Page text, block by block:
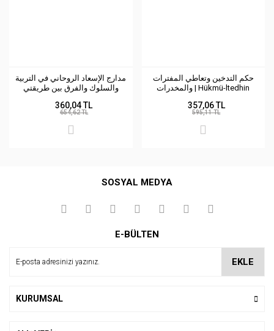
مدارج الإسعاد الروحاني في التربية
والسلوك والفرق بين طريقتي
360,04 TL
654,62 TL
حكم التدخين وتعاطي المفترات
والمخدرات | Hükmü-ltedhin
357,06 TL
595,11 TL
SOSYAL MEDYA
E-BÜLTEN
EKLE
KURUMSAL